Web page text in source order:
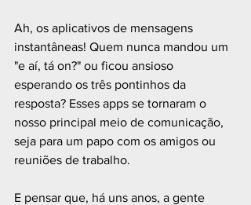
Ah, os aplicativos de mensagens
instantâneas! Quem nunca mandou um
"e aí, tá on?" ou ficou ansioso
esperando os três pontinhos da
resposta? Esses apps se tornaram o
nosso principal meio de comunicação,
seja para um papo com os amigos ou
reuniões de trabalho.
E pensar que, há uns anos, a gente